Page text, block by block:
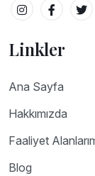
Linkler
Ana Sayfa
Hakkımızda
Faaliyet
Blog